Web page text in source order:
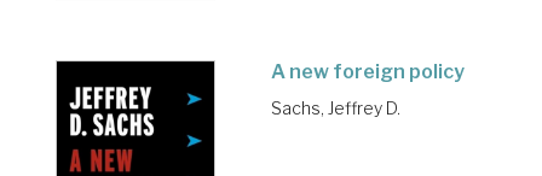
A new foreign policy
Sachs, Jeffrey D.